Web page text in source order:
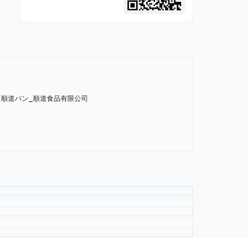
順道パン_順道食品有限公司